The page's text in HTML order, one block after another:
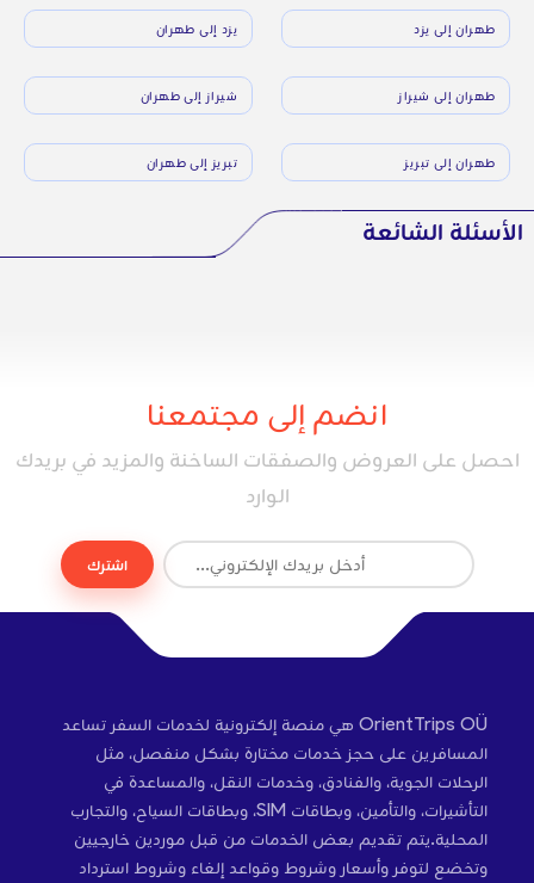
طهران إلى يزد يزد إلى طهران
طهران إلى شيراز شيراز إلى طهران
طهران إلى تبريز تبريز إلى طهران
الأسئلة الشائعة
انضم إلى مجتمعنا
احصل على العروض والصفقات الساخنة والمزيد في بريدك
الوارد
اشترك
OrientTrips OÜ هي منصة إلكترونية لخدمات السفر تساعد
المسافرين على حجز خدمات مختارة بشكل منفصل، مثل
الرحلات الجوية، والفنادق، وخدمات النقل، والمساعدة في
التأشيرات، والتأمين، وبطاقات SIM، وبطاقات السياح، والتجارب
المحلية.يتم تقديم بعض الخدمات من قبل موردين خارجيين
وتخضع لتوفر وأسعار وشروط وقواعد إلغاء وشروط استرداد